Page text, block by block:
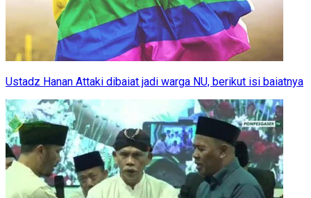
Ustadz Hanan Attaki dibaiat jadi warga NU, berikut isi baiatnya